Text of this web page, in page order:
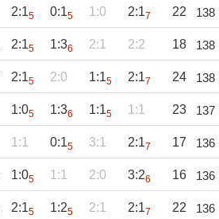
2:15 0:15 1:0 2:17 22 138
2:15 1:36 2:1 2:2 18 138
2:15 2:0 1:15 2:17 24 138
1:05 1:36 1:15 1:1 23 137
1:1 0:15 3:1 2:17 17 136
1:05 1:1 2:0 3:26 16 136
2:15 1:25 2:1 2:17 22 136